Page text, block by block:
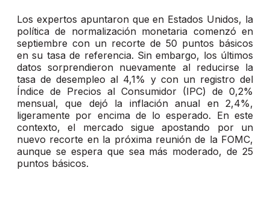
Los expertos apuntaron que en Estados Unidos, la
política de normalización monetaria comenzó en
septiembre con un recorte de 50 puntos básicos
en su tasa de referencia. Sin embargo, los últimos
datos sorprendieron nuevamente al reducirse la
tasa de desempleo al 4,1% y con un registro del
Índice de Precios al Consumidor (IPC) de 0,2%
mensual, que dejó la inflación anual en 2,4%,
ligeramente por encima de lo esperado. En este
contexto, el mercado sigue apostando por un
nuevo recorte en la próxima reunión de la FOMC,
aunque se espera que sea más moderado, de 25
puntos básicos.